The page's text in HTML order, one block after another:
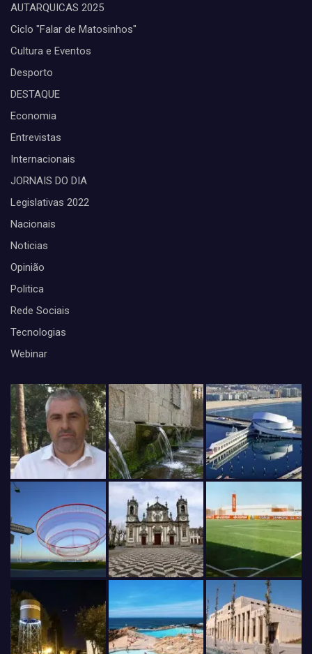
AUTARQUICAS 2025
Ciclo "Falar de Matosinhos"
Cultura e Eventos
Desporto
DESTAQUE
Economia
Entrevistas
Internacionais
JORNAIS DO DIA
Legislativas 2022
Nacionais
Noticias
Opinião
Politica
Rede Sociais
Tecnologias
Webinar